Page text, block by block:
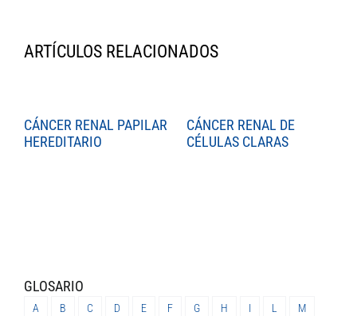
ARTÍCULOS RELACIONADOS
CÁNCER RENAL PAPILAR
HEREDITARIO
CÁNCER RENAL DE
CÉLULAS CLARAS
GLOSARIO
A B C D E F G H I L M